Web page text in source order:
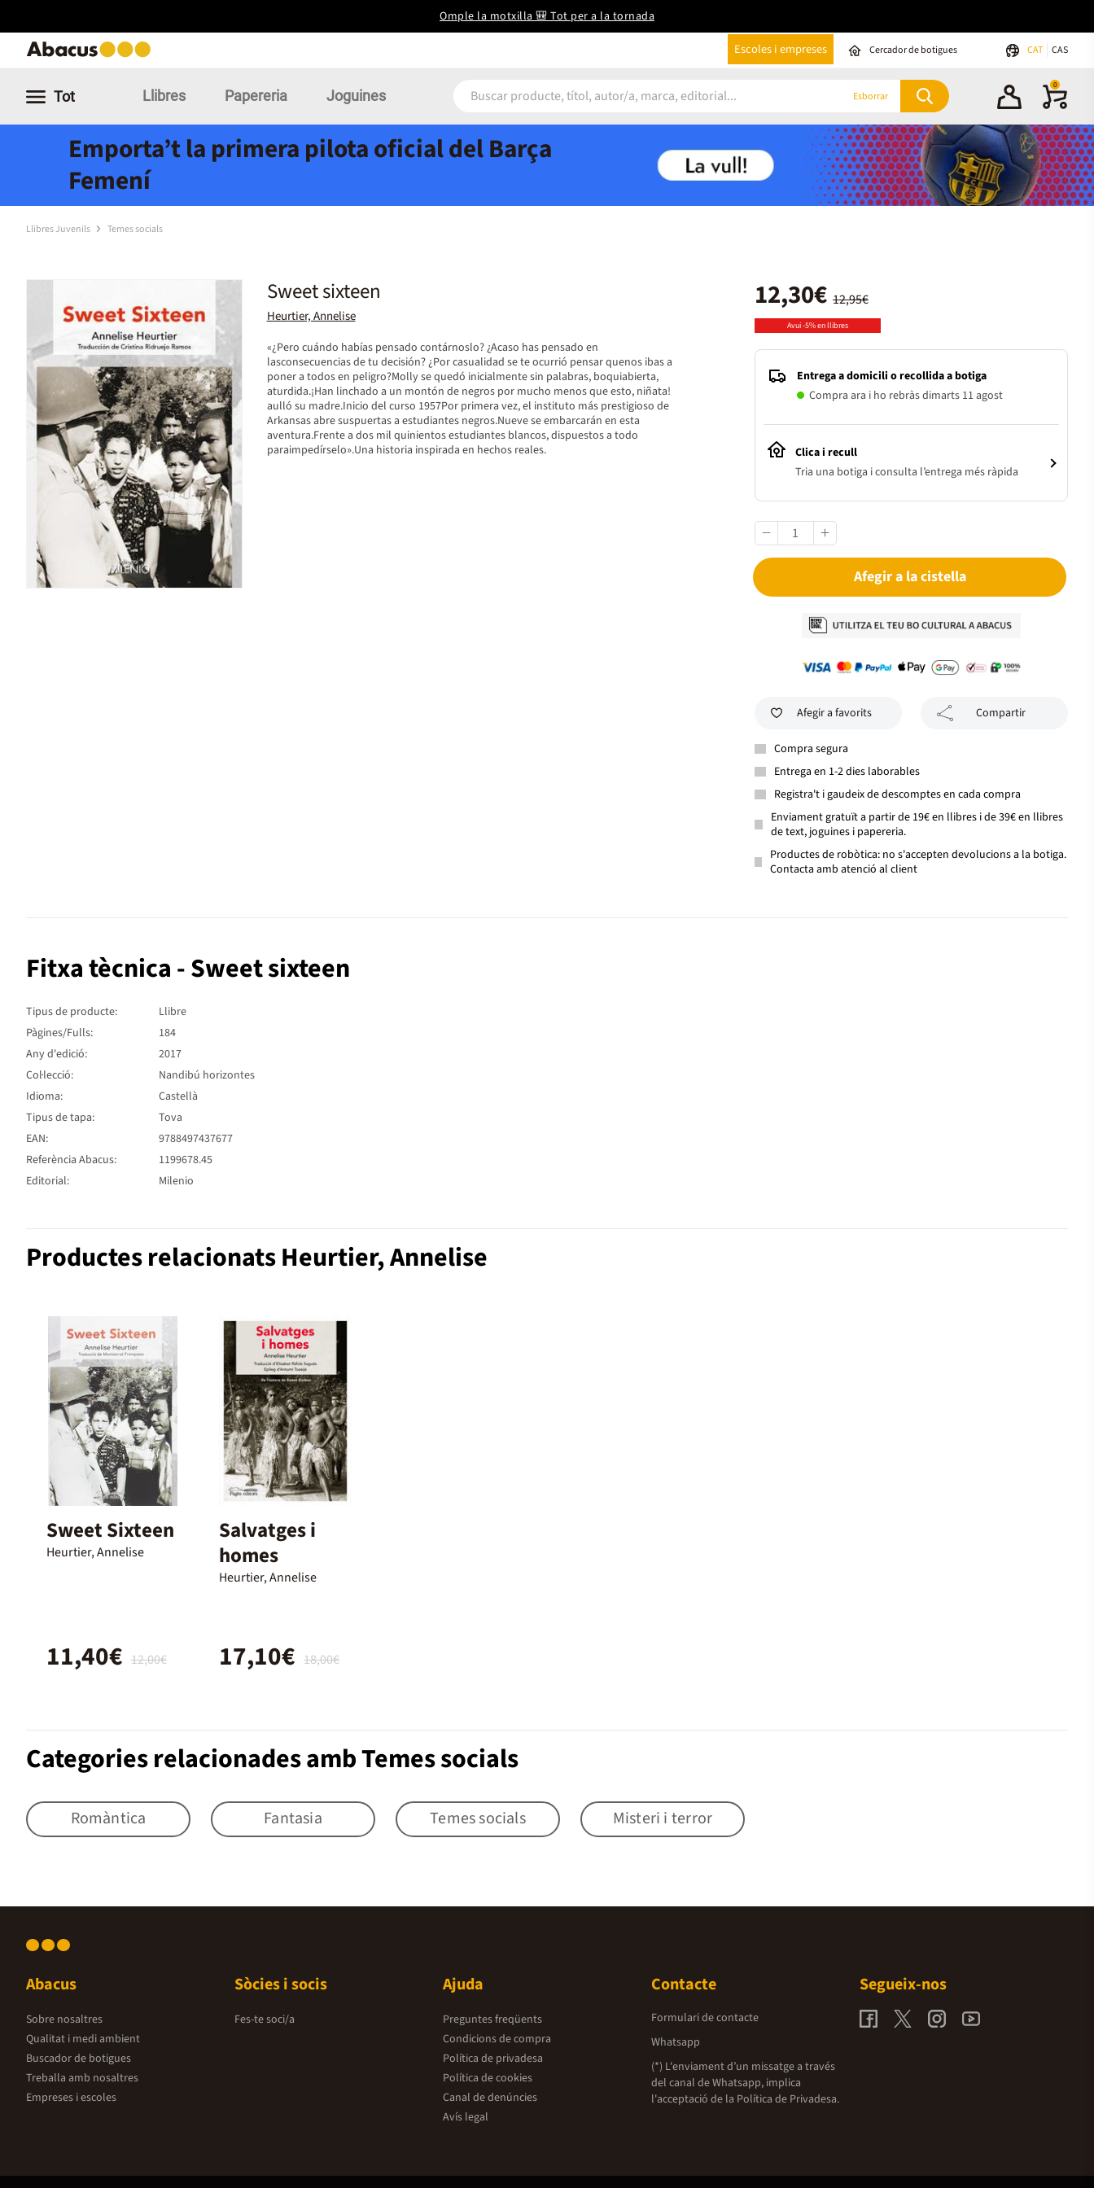
Omple la motxilla 🎒 Tot per a la tornada
Escoles i empreses Cercador de botigues CAT CAS
Tot Llibres Papereria Joguines Esborrar
0
Emporta’t la primera pilota oficial del Barça
Femení
Llibres Juvenils Temes socials
Sweet sixteen
Heurtier, Annelise
«¿Pero cuándo habías pensado contárnoslo? ¿Acaso has pensado en
lasconsecuencias de tu decisión? ¿Por casualidad se te ocurrió pensar quenos ibas a
poner a todos en peligro?Molly se quedó inicialmente sin palabras, boquiabierta,
aturdida.¡Han linchado a un montón de negros por mucho menos que esto, niñata!
aulló su madre.Inicio del curso 1957Por primera vez, el instituto más prestigioso de
Arkansas abre suspuertas a estudiantes negros.Nueve se embarcarán en esta
aventura.Frente a dos mil quinientos estudiantes blancos, dispuestos a todo
paraimpedírselo».Una historia inspirada en hechos reales.
12,95€
12,30€
Avui -5% en llibres
Entrega a domicili o recollida a botiga
Compra ara i ho rebràs dimarts 11 agost
Clica i recull
Tria una botiga i consulta l’entrega més ràpida
Afegir a la cistella
Afegir a favorits Compartir
Compra segura
Entrega en 1-2 dies laborables
Registra't i gaudeix de descomptes en cada compra
Enviament gratuït a partir de 19€ en llibres i de 39€ en llibres
de text, joguines i papereria.
Productes de robòtica: no s'accepten devolucions a la botiga.
Contacta amb atenció al client
Fitxa tècnica - Sweet sixteen
Tipus de producte:
Llibre
Pàgines/Fulls:
184
Any d'edició:
2017
Col·lecció:
Nandibú horizontes
Idioma:
Castellà
Tipus de tapa:
Tova
EAN:
9788497437677
Referència Abacus:
1199678.45
Editorial:
Milenio
Productes relacionats Heurtier, Annelise
Sweet Sixteen
Heurtier, Annelise
12,00€
11,40€
Salvatges i
homes
Heurtier, Annelise
18,00€
17,10€
Categories relacionades amb Temes socials
Romàntica Fantasia Temes socials Misteri i terror
Abacus
Sobre nosaltres
Qualitat i medi ambient
Buscador de botigues
Treballa amb nosaltres
Empreses i escoles
Sòcies i socis
Fes-te soci/a
Ajuda
Preguntes freqüents
Condicions de compra
Política de privadesa
Política de cookies
Canal de denúncies
Avís legal
Contacte
Formulari de contacte
Whatsapp
(*) L'enviament d’un missatge a través
del canal de Whatsapp, implica
l'acceptació de la Política de Privadesa.
Segueix-nos